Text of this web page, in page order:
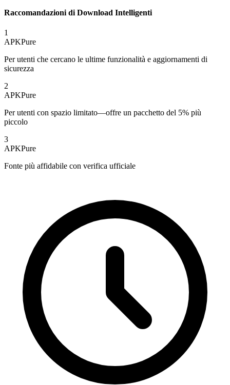
Raccomandazioni di Download Intelligenti
1
APKPure
Per utenti che cercano le ultime funzionalità e aggiornamenti di
sicurezza
2
APKPure
Per utenti con spazio limitato—offre un pacchetto del 5% più
piccolo
3
APKPure
Fonte più affidabile con verifica ufficiale